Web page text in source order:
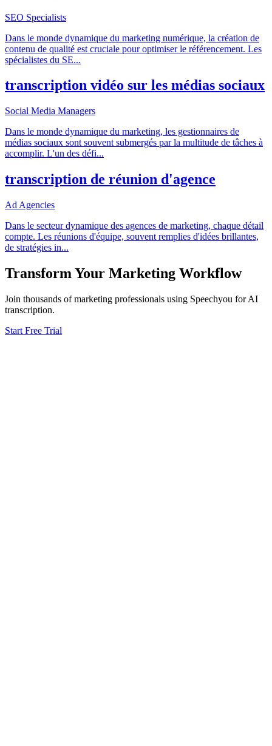
SEO Specialists
Dans le monde dynamique du marketing numérique, la création de
contenu de qualité est cruciale pour optimiser le référencement. Les
spécialistes du SE...
transcription vidéo sur les médias sociaux
Social Media Managers
Dans le monde dynamique du marketing, les gestionnaires de
médias sociaux sont souvent submergés par la multitude de tâches à
accomplir. L'un des défi...
transcription de réunion d'agence
Ad Agencies
Dans le secteur dynamique des agences de marketing, chaque détail
compte. Les réunions d'équipe, souvent remplies d'idées brillantes,
de stratégies in...
Transform Your Marketing Workflow
Join thousands ofmarketing professionals using Speechyou for AI
transcription.
Start Free Trial